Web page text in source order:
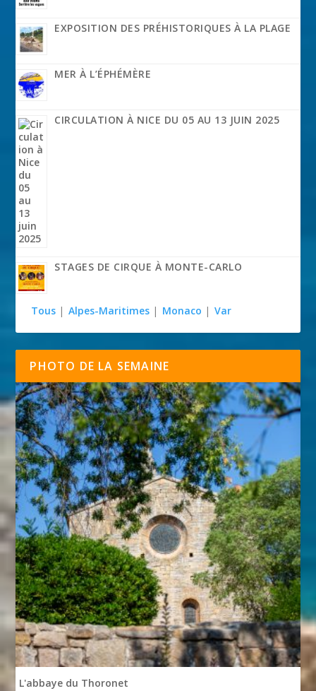
EXPOSITION DES PRÉHISTORIQUES À LA PLAGE
MER À L’ÉPHÉMÈRE
CIRCULATION À NICE DU 05 AU 13 JUIN 2025
STAGES DE CIRQUE À MONTE-CARLO
Tous | Alpes-Maritimes | Monaco | Var
PHOTO DE LA SEMAINE
L'abbaye du Thoronet